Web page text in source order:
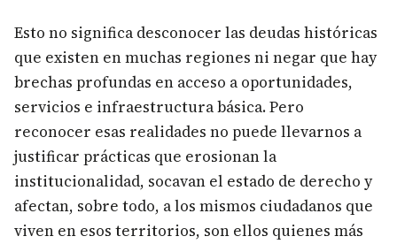
Esto no significa desconocer las deudas históricas
que existen en muchas regiones ni negar que hay
brechas profundas en acceso a oportunidades,
servicios e infraestructura básica. Pero
reconocer esas realidades no puede llevarnos a
justificar prácticas que erosionan la
institucionalidad, socavan el estado de derecho y
afectan, sobre todo, a los mismos ciudadanos que
viven en esos territorios, son ellos quienes más